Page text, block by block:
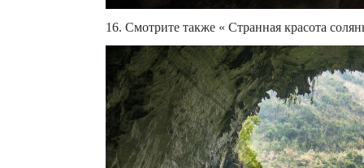
16. Смотрите также « Странная красота